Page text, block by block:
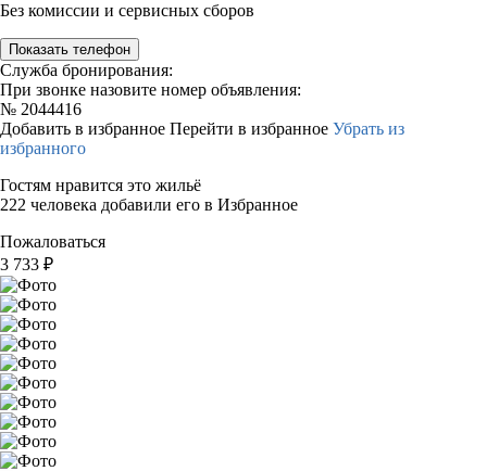
Без комиссии и сервисных сборов
Показать телефон
Служба бронирования:
При звонке назовите номер объявления:
№ 2044416
Добавить в избранное Перейти в избранное Убрать из
избранного
Гостям нравится это жильё
222 человека добавили его в Избранное
Пожаловаться
3 733 ₽